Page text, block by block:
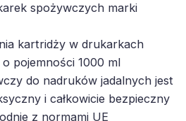
spożywczych marki
kartridży w drukarkach
pojemności 1000 ml
do nadruków jadalnych jest
i całkowicie bezpieczny
z normami UE